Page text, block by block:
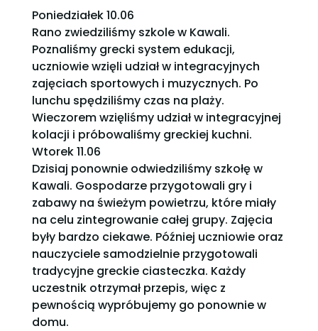
Poniedziałek 10.06
Rano zwiedziliśmy szkole w Kawali.
Poznaliśmy grecki system edukacji,
uczniowie wzięli udział w integracyjnych
zajęciach sportowych i muzycznych. Po
lunchu spędziliśmy czas na plaży.
Wieczorem wzięliśmy udział w integracyjnej
kolacji i próbowaliśmy greckiej kuchni.
Wtorek 11.06
Dzisiaj ponownie odwiedziliśmy szkołę w
Kawali. Gospodarze przygotowali gry i
zabawy na świeżym powietrzu, które miały
na celu zintegrowanie całej grupy. Zajęcia
były bardzo ciekawe. Później uczniowie oraz
nauczyciele samodzielnie przygotowali
tradycyjne greckie ciasteczka. Każdy
uczestnik otrzymał przepis, więc z
pewnością wypróbujemy go ponownie w
domu.